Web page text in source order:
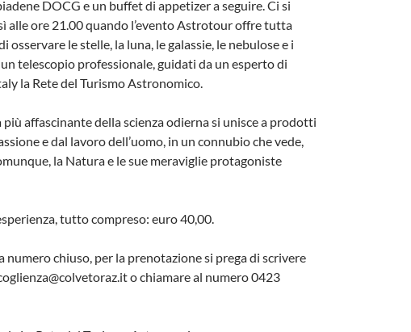
DOCG e un buffet di appetizer a seguire. Ci si
alle ore 21.00 quando l’evento Astrotour offre tutta
osservare le stelle, la luna, le galassie, le nebulose e i
telescopio professionale, guidati da un esperto di
la Rete del Turismo Astronomico.
affascinante della scienza odierna si unisce a prodotti
e dal lavoro dell’uomo, in un connubio che vede,
la Natura e le sue meraviglie protagoniste
tutto compreso: euro 40,00.
numero chiuso, per la prenotazione si prega di scrivere
o chiamare al numero 0423